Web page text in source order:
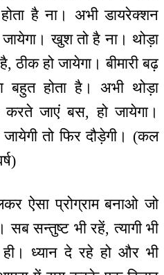
है ना। अभी डायरेक्शन
जायेगा। खुश तो है ना। थोड़ा
ठीक हो जायेगा। बीमारी बढ़
बहुत होता है। अभी थोड़ा
जाएं बस, हो जायेगा।
तो फिर दौड़ेगी। (कल
ऐसा प्रोग्राम बनाओ जो
सब सन्तुष्ट भी रहें, त्यागी भी
ही। ध्यान दे रहे हो और भी